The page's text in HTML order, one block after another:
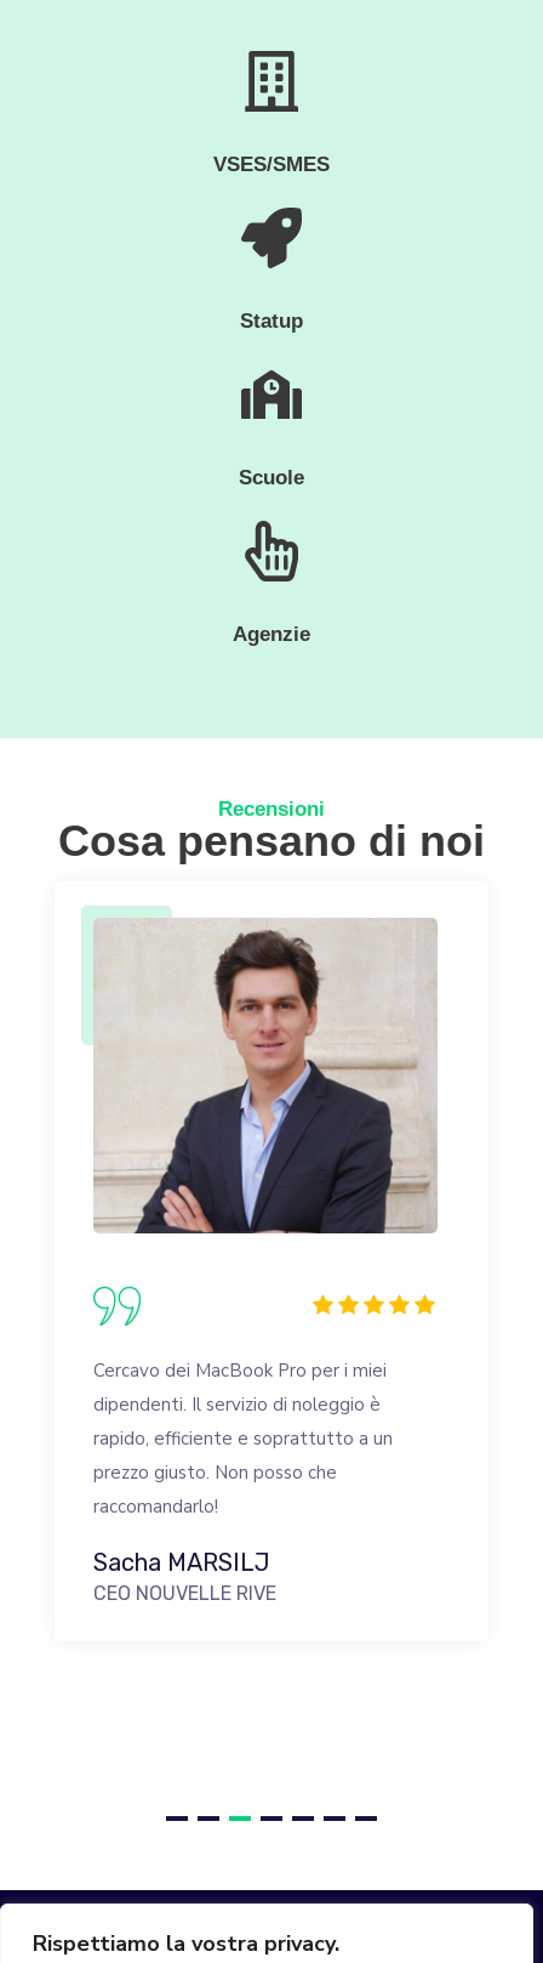
Rispettiamo la vostra privacy.
VSES/SMES
Statup
Scuole
Agenzie
Recensioni
Cosa pensano di noi
Cercavo dei MacBook Pro per i miei
dipendenti. Il servizio di noleggio è
rapido, efficiente e soprattutto a un
prezzo giusto. Non posso che
raccomandarlo!
Sacha MARSILJ
CEO NOUVELLE RIVE